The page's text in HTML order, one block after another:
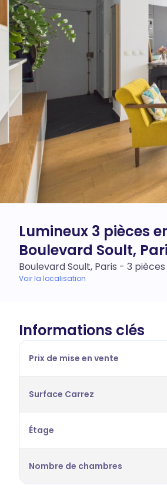
Lumineux 3 pièces
Boulevard Soult,
Boulevard Soult, Paris - 3
Voir la localisation
Informations clés
Prix de mise en vente
Surface Carrez
Étage
Nombre de chambres